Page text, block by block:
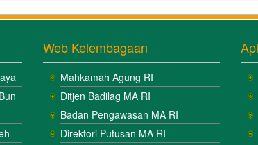
Web Kelembagaan
Mahkamah Agung RI
Ditjen Badilag MA RI
Badan Pengawasan MA RI
Direktori Putusan MA RI